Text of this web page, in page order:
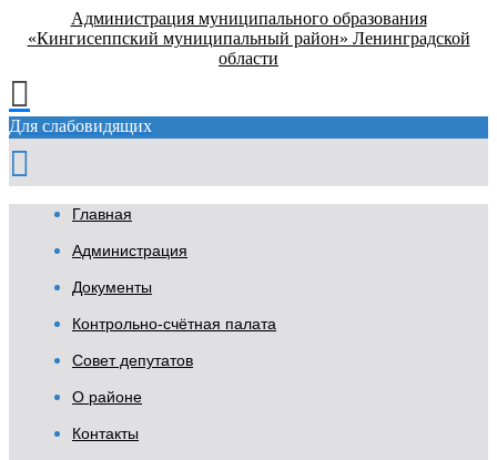
Администрация муниципального образования
«Кингисеппский муниципальный район» Ленинградской
области
Для слабовидящих
Главная
Администрация
Документы
Контрольно-счётная палата
Совет депутатов
О районе
Контакты